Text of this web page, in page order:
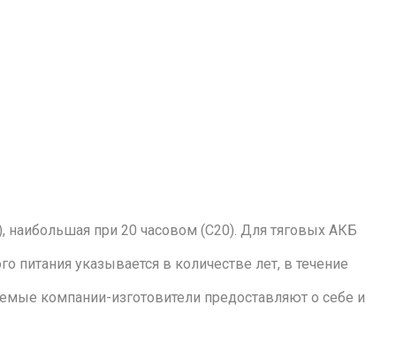
наибольшая при 20 часовом (С20). Для тяговых АКБ
питания указывается в количестве лет, в течение
компании-изготовители предоставляют о себе и